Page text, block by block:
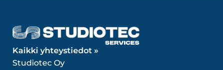
Kaikki yhteystiedot »
Studiotec Oy